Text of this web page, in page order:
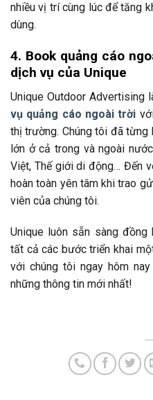
nhiều vị trí cùng lúc để tăng
dùng.
4. Book quảng cáo
dịch vụ của Unique
Unique Outdoor Advertising
vụ quảng cáo ngoài trời
thị trường. Chúng tôi đã từng
lớn ở cả trong và ngoài
Việt, Thế giới di động… Đến
hoàn toàn yên tâm khi trao
viên của chúng tôi.
Unique luôn sẵn sàng đồng
tất cả các bước triển khai
với chúng tôi ngay hôm
những thông tin mới nhất!